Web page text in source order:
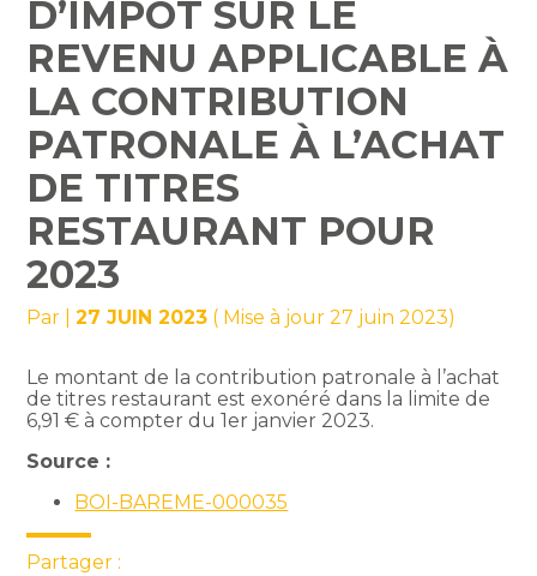
D’IMPÔT SUR LE
REVENU APPLICABLE À
LA CONTRIBUTION
PATRONALE À L’ACHAT
DE TITRES
RESTAURANT POUR
2023
Par |27 JUIN 2023 ( Mise à jour 27 juin 2023)
Le montant de la contribution patronale à l’achat
de titres restaurant est exonéré dans la limite de
6,91 € à compter du 1er janvier 2023.
Source :
BOI-BAREME-000035
Partager :